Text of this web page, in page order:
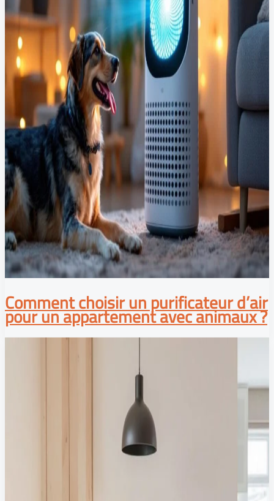
Comment choisir un purificateur d’air
pour un appartement avec animaux ?